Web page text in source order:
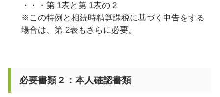
・・・第 1表と第 1表の 2
※この特例と相続時精算課税に基づく申告をする
場合は、第 2表もさらに必要。
必要書類２：本人確認書類